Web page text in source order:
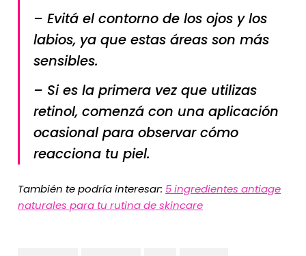
– Evitá el contorno de los ojos y los
labios, ya que estas áreas son más
sensibles.
– Si es la primera vez que utilizas
retinol, comenzá con una aplicación
ocasional para observar cómo
reacciona tu piel.
También te podría interesar: 5 ingredientes antiage
naturales para tu rutina de skincare